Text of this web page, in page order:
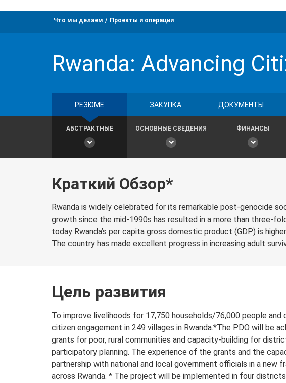
Что мы делаем Проекты и операции
Rwanda: Advancing
РЕЗЮМЕ ЗАКУПКА ДОКУМЕНТЫ
АБСТРАКТНЫЕ ОСНОВНЫЕ СВЕДЕНИЯ ФИНАНСЫ
Краткий Обзор*
Rwanda is widely celebrated for its remarkable post-genocide
growth since the mid‐1990s has resulted in a more than
today Rwanda’s per capita gross domestic product (GDP) is
The country has made excellent progress in increasing adult
Цель развития
To improve livelihoods for 17,750 households/76,000 people
citizen engagement in 249 villages in Rwanda.*The PDO will be
grants for poor, rural communities and capacity-building for
participatory planning. The experience of the grants and the
partnership with national and local government officials in a new
across Rwanda. * The project will be implemented in four